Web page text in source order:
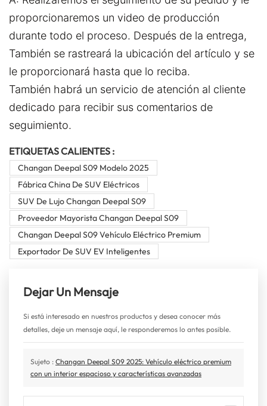
proporcionaremos un video de producción
durante todo el proceso. Después de la entrega,
También se rastreará la ubicación del artículo y se
le proporcionará hasta que lo reciba.
También habrá un servicio de atención al cliente
dedicado para recibir sus comentarios de
seguimiento.
ETIQUETAS CALIENTES :
Changan Deepal S09 Modelo 2025
Fábrica China De SUV Eléctricos
SUV De Lujo Changan Deepal S09
Proveedor Mayorista Changan Deepal S09
Changan Deepal S09 Vehículo Eléctrico Premium
Exportador De SUV EV Inteligentes
Dejar Un Mensaje
Si está interesado en nuestros productos y desea conocer más
detalles, deje un mensaje aquí, le responderemos lo antes posible.
Sujeto : Changan Deepal S09 2025: Vehículo eléctrico premium
con un interior espacioso y características avanzadas